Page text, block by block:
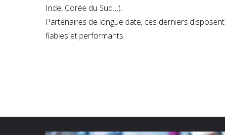
Inde, Corée du Sud…).
Partenaires de longue date, ces derniers
fiables et performants.